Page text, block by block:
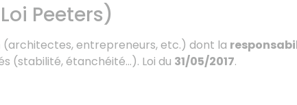
Peeters)
(architectes, entrepreneurs, etc.) dont la
(stabilité, étanchéité…). Loi du 31/05/2017.